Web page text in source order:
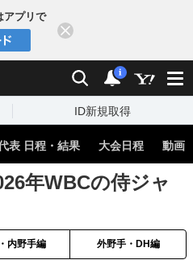
アプリで
検索
通知数：
i
ID新規取得
表 日程・結果 大会日程 動画
年WBCの侍ジャ
内野手編 外野手・DH編